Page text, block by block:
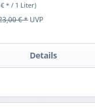
€ * / 1 Liter)
€ *UVP
Details